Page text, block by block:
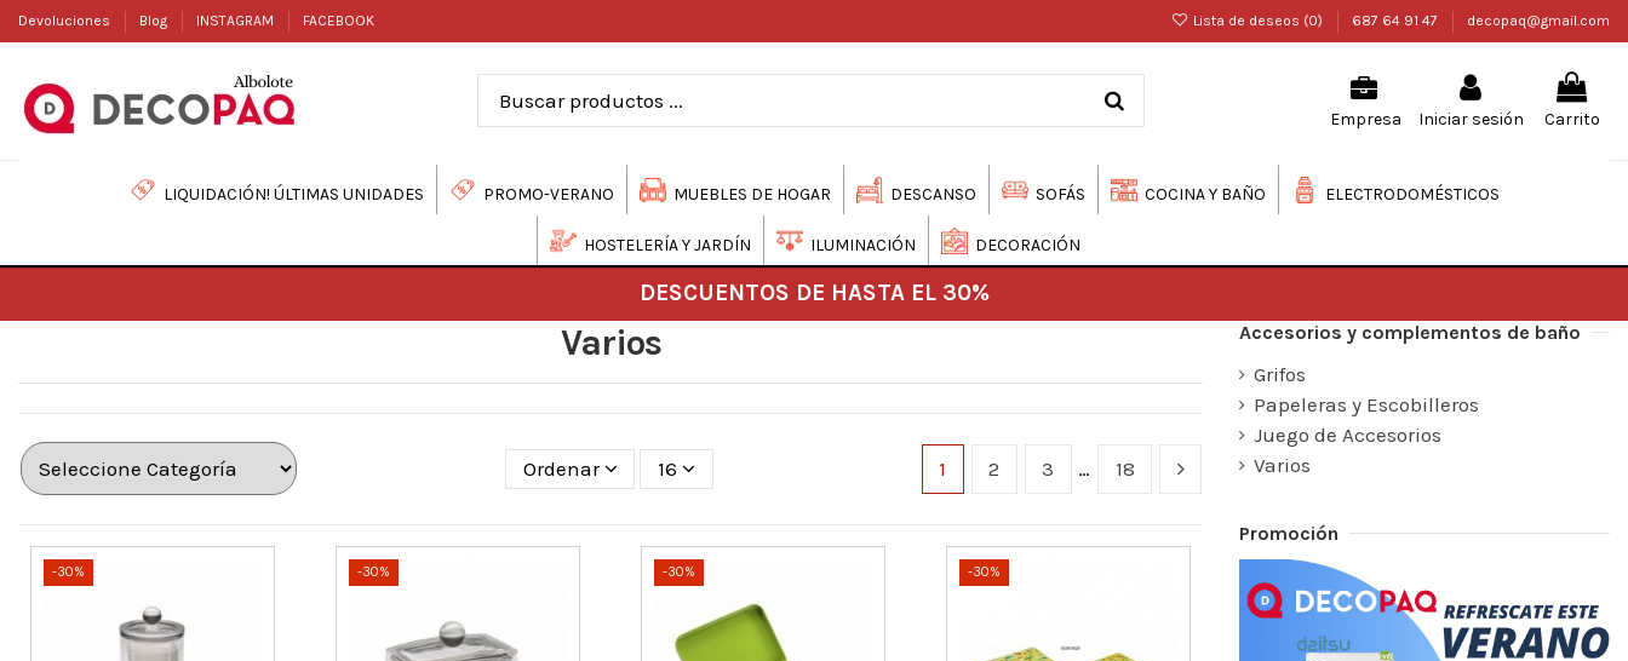
Devoluciones Blog INSTAGRAM FACEBOOK Lista de deseos (0) 687 64 91 47 decopaq@gmail.com
Empresa Iniciar sesión Carrito
LIQUIDACIÓN! ÚLTIMAS UNIDADES PROMO-VERANO MUEBLES DE HOGAR DESCANSO SOFÁS COCINA Y BAÑO ELECTRODOMÉSTICOS
HOSTELERÍA Y JARDÍN ILUMINACIÓN DECORACIÓN
DESCUENTOS DE HASTA EL 30%
Varios
Ordenar 16 1 2 3 … 18
-30% -30% -30% -30%
Accesorios y complementos de baño
Grifos
Papeleras y Escobilleros
Juego de Accesorios
Varios
Promoción